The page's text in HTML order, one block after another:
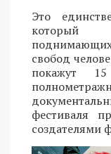
Это
который
свобод
покажут
фестиваля
создателями